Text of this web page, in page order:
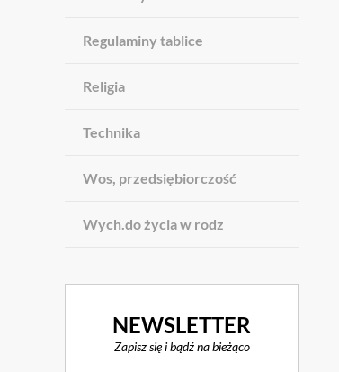
Regulaminy tablice
Religia
Technika
Wos, przedsiębiorczość
Wych.do życia w rodz
NEWSLETTER
Zapisz się i bądź na bieżąco